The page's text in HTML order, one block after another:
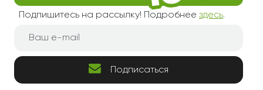
Подпишитесь на рассылку! Подробнее здесь.
Подписаться